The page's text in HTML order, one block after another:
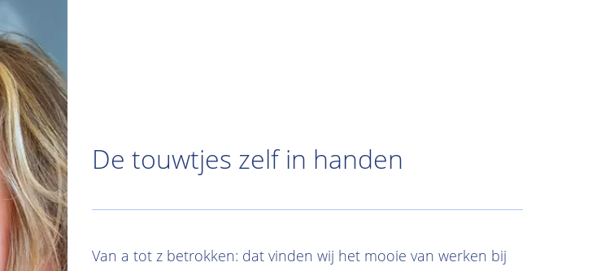
De touwtjes zelf in handen
Van a tot z betrokken: dat vinden wij het mooie van werken bij